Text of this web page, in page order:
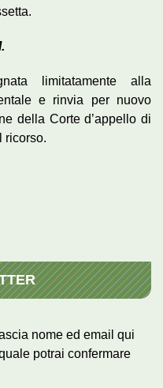
limitatamente alla
e rinvia per nuovo
della Corte d’appello di
ricorso.
nome ed email qui
potrai confermare